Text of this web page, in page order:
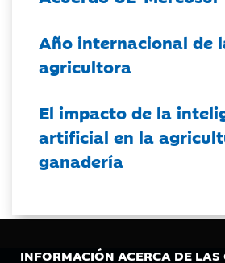
INFORMACIÓN ACERCA DE LAS
Año internacional de
agricultora
El impacto de la
artificial en la
ganadería